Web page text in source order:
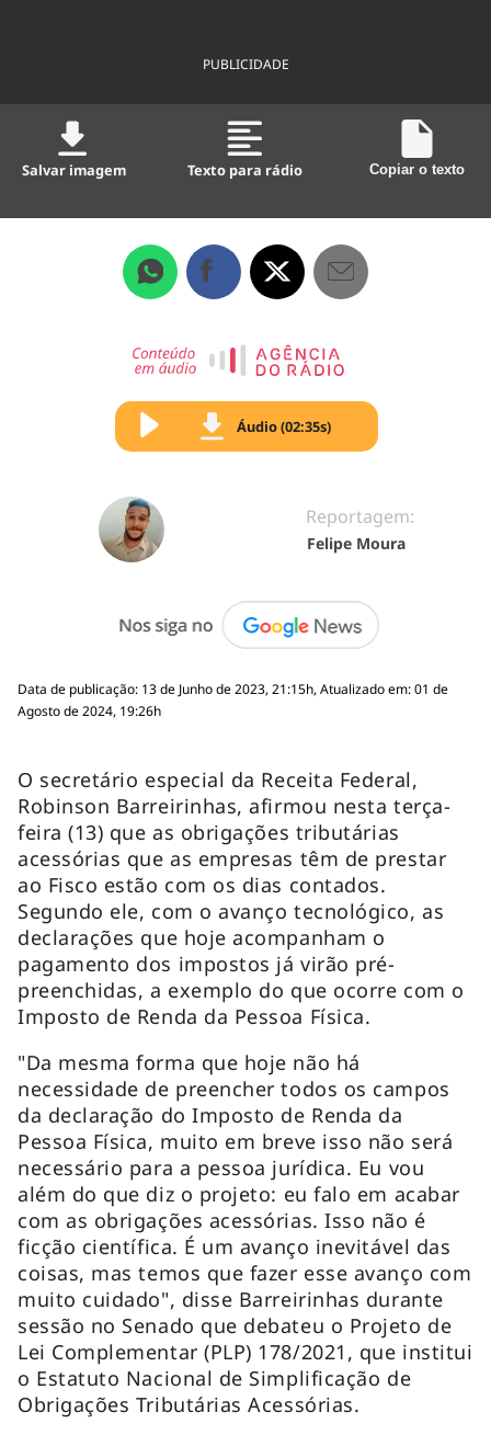
PUBLICIDADE
Salvar imagem Texto para rádio Copiar o texto
Áudio (02:35s)
Reportagem:
Felipe Moura
Data de publicação: 13 de Junho de 2023, 21:15h, Atualizado em: 01 de
Agosto de 2024, 19:26h
O secretário especial da Receita Federal,
Robinson Barreirinhas, afirmou nesta terça-
feira (13) que as obrigações tributárias
acessórias que as empresas têm de prestar
ao Fisco estão com os dias contados.
Segundo ele, com o avanço tecnológico, as
declarações que hoje acompanham o
pagamento dos impostos já virão pré-
preenchidas, a exemplo do que ocorre com o
Imposto de Renda da Pessoa Física.
"Da mesma forma que hoje não há
necessidade de preencher todos os campos
da declaração do Imposto de Renda da
Pessoa Física, muito em breve isso não será
necessário para a pessoa jurídica. Eu vou
além do que diz o projeto: eu falo em acabar
com as obrigações acessórias. Isso não é
ficção científica. É um avanço inevitável das
coisas, mas temos que fazer esse avanço com
muito cuidado", disse Barreirinhas durante
sessão no Senado que debateu o Projeto de
Lei Complementar (PLP) 178/2021, que institui
o Estatuto Nacional de Simplificação de
Obrigações Tributárias Acessórias.